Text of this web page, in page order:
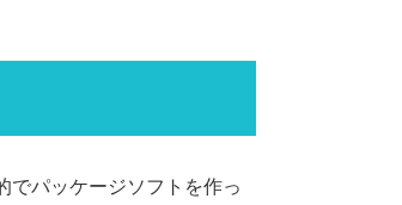
でパッケージソフトを作っ